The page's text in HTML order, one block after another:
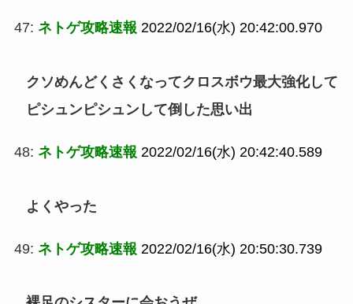
47: ネトゲ攻略速報 2022/02/16(水) 20:42:00.970
クソめんどくさくなってクロスボウ最大強化して
ピシュンピシュンして倒した思い出
48: ネトゲ攻略速報 2022/02/16(水) 20:42:40.589
よくやった
49: ネトゲ攻略速報 2022/02/16(水) 20:50:30.739